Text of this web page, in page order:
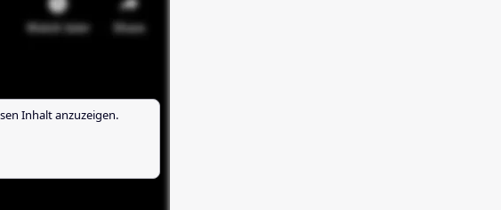
Inhalt anzuzeigen.